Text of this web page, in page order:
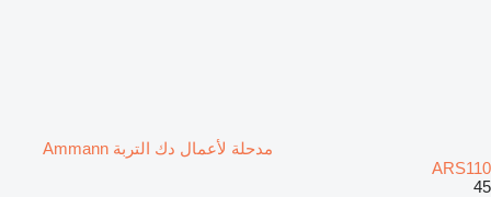
مدحلة لأعمال دك التربة Ammann
ARS110
45